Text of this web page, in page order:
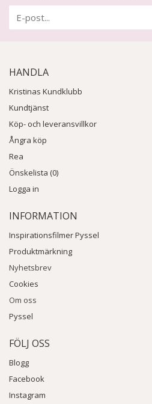
HANDLA
Kristinas Kundklubb
Kundtjänst
Köp- och leveransvillkor
Ångra köp
Rea
Önskelista (0)
Logga in
INFORMATION
Inspirationsfilmer Pyssel
Produktmärkning
Nyhetsbrev
Cookies
Om oss
Pyssel
FÖLJ OSS
Blogg
Facebook
Instagram